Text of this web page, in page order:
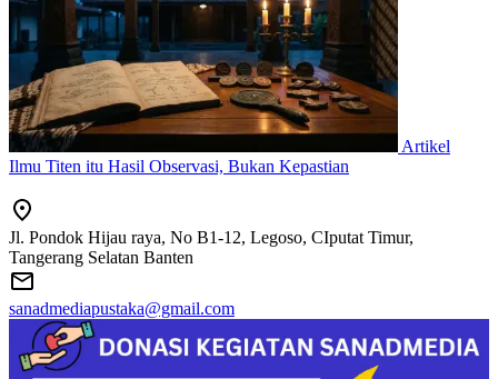
Artikel
Ilmu Titen itu Hasil Observasi, Bukan Kepastian
Jl. Pondok Hijau raya, No B1-12, Legoso, CIputat Timur,
Tangerang Selatan Banten
sanadmediapustaka@gmail.com